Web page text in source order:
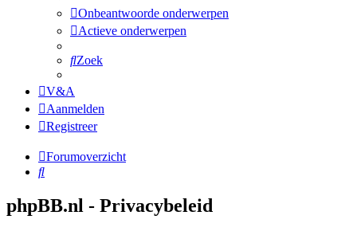
Onbeantwoorde onderwerpen
Actieve onderwerpen
Zoek
V&A
Aanmelden
Registreer
Forumoverzicht
Zoek
phpBB.nl - Privacybeleid